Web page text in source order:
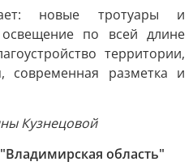
новые тротуары и
по всей длине
территории,
современная разметка и
Кузнецовой
область"